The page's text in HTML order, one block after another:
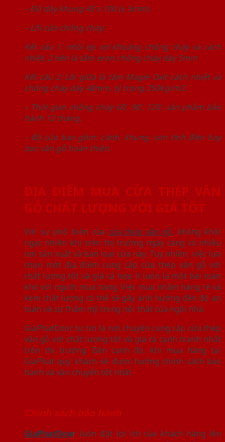
– Độ dày khung 45 x 100 (± 5mm).
– Lõi cửa chống cháy:
Kết cấu 1: nhồi ép sợi khoáng chống cháy và cách
nhiệt, 2 bên là tấm eron chống cháy dày 5mm
Kết cấu 2: Lõi giữa là tấm Magie Oxit cách nhiệt và
chống cháy dày 48mm, tỷ trọng 250kg/m3.
– Thời gian chống cháy 60’, 90’, 120’, sản phẩm bảo
hành 12 tháng.
– Bộ cửa bao gồm: cánh, khung, sơn tỉnh điện hay
bọc vân gỗ hoàn thiện.
ĐỊA ĐIỂM MUA CỬA THÉP VÂN
GỖ CHẤT LƯỢNG VỚI GIÁ TỐT
Với sự phổ biến của cửa thép vân gỗ, không khỏi
ngạc nhiên khi trên thị trường ngày càng có nhiều
nơi sản xuất và bán loại cửa này. Tuy nhiên, việc lựa
chọn một địa điểm cung cấp cửa thép vân gỗ với
chất lượng tốt và giá cả hợp lí luôn là một bài toán
khó với người mua hàng. Việc mua nhầm hàng rẻ và
kém chất lượng có thể sẽ gây ảnh hưởng đến độ an
toàn và sự thẩm mỹ trong nội thất của ngôi nhà.
GiaPhatDoor tự tin là nơi chuyên cung cấp cửa thép
vân gỗ với chất lượng tốt và giá cả cạnh tranh nhất
trên thị trường. Bên cạnh đó, khi mua hàng tại
GiaPhat quý khách sẽ được hưởng chính sách bảo
hành và vận chuyển tốt nhất.
Chính sách bảo hành
GiaPhatDoor luôn đặt lợi ích của khách hàng lên